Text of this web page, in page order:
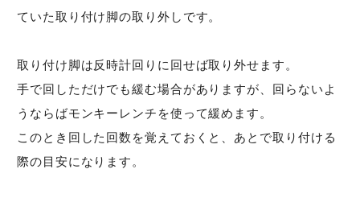
ていた取り付け脚の取り外しです。
取り付け脚は反時計回りに回せば取り外せます。
手で回しただけでも緩む場合がありますが、回らないよ
うならばモンキーレンチを使って緩めます。
このとき回した回数を覚えておくと、あとで取り付ける
際の目安になります。